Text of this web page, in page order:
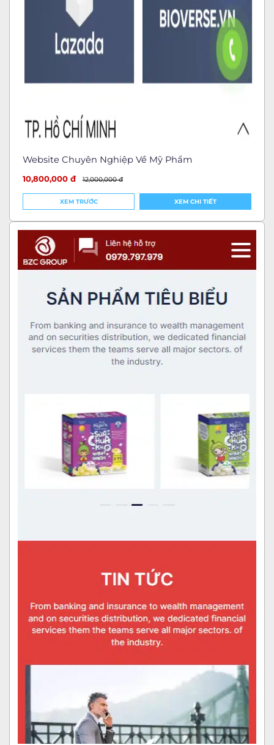
Website Chuyên Nghiệp Về Mỹ Phẩm
10,800,000 đ 12,000,000 đ
XEM TRƯỚC XEM CHI TIẾT